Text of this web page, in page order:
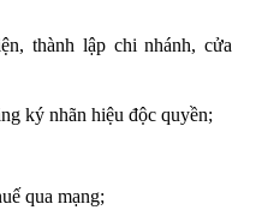
thành lập chi nhánh, cửa
ký nhãn hiệu độc quyền;
qua mạng;